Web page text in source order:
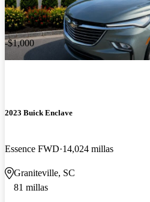
Precio reducido
-$1,000
2023 Buick Enclave
Essence FWD 14,024 millas
Graniteville, SC
81 millas